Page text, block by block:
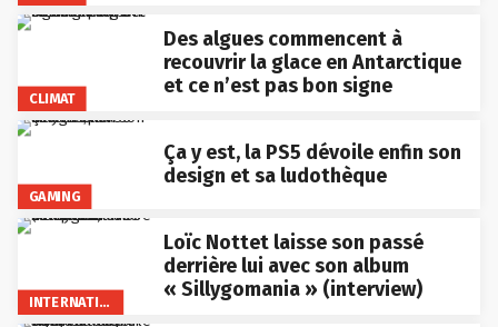
CLIMAT
Des algues commencent à
recouvrir la glace en Antarctique
et ce n’est pas bon signe
GAMING
Ça y est, la PS5 dévoile enfin son
design et sa ludothèque
INTERNATIONAL
Loïc Nottet laisse son passé
derrière lui avec son album
« Sillygomania » (interview)